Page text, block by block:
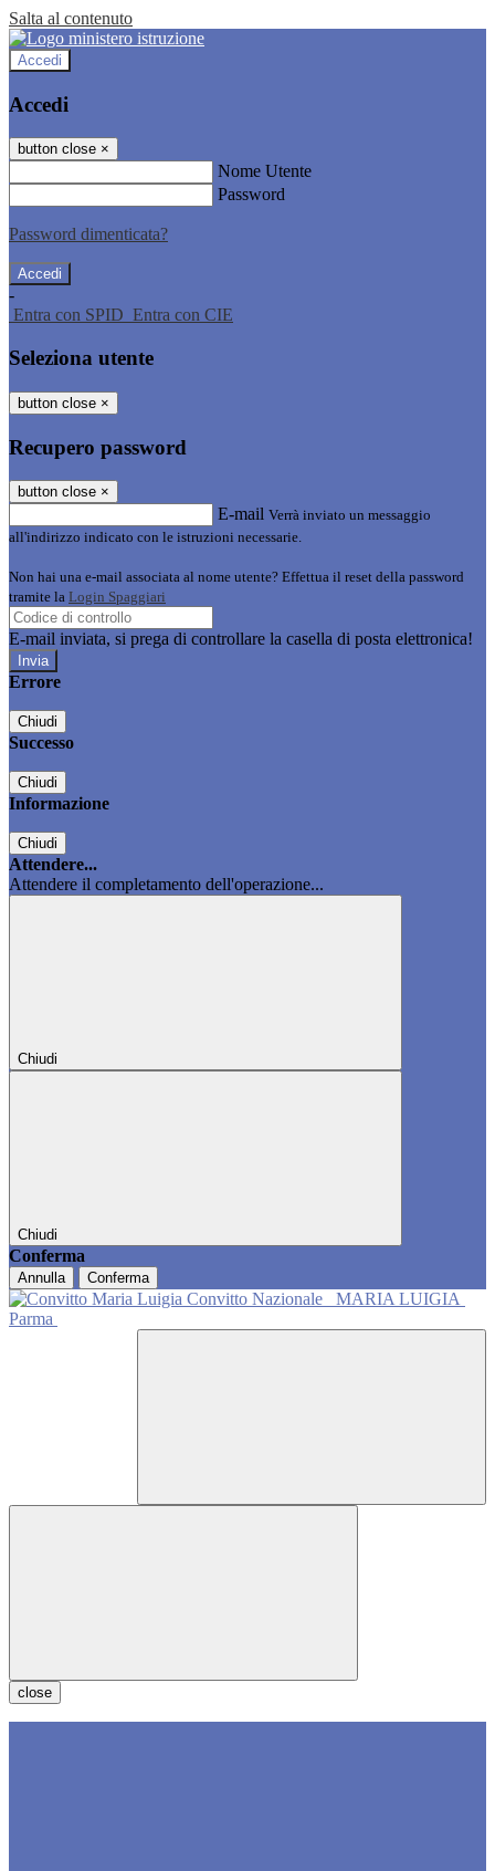
Salta al contenuto
Accedi
Accedi
button close ×
Nome Utente
Password
Password dimenticata?
-
Entra con SPID Entra con CIE
Seleziona utente
button close ×
Recupero password
button close ×
E-mail Verrà inviato un messaggio
all'indirizzo indicato con le istruzioni necessarie.
Non hai una e-mail associata al nome utente? Effettua il reset della password
tramite la Login Spaggiari
E-mail inviata, si prega di controllare la casella di posta elettronica!
Errore
Chiudi
Successo
Chiudi
Informazione
Chiudi
Attendere...
Attendere il completamento dell'operazione...
Chiudi
Chiudi
Conferma
Annulla Conferma
Convitto Nazionale
MARIA LUIGIA
Parma
close